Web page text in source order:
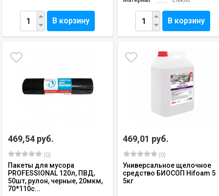
В корзину В корзину
469,54 руб.
(0)
Пакеты для мусора
PROFESSIONAL 120л, ПВД,
50шт, рулон, черные, 20мкм,
70*110с...
469,01 руб.
(0)
Универсальное щелочное
средство БИОСОП Hifoam 5
5кг